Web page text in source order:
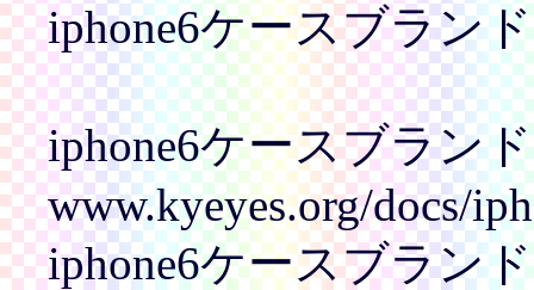
iphone6ケースブラン
iphone6ケースブラン
www.kyeyes.org/docs/
iphone6ケースブラン